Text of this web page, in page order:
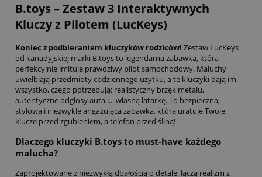
B.toys – Zestaw 3 Interaktywnych
Kluczy z Pilotem (LucKeys)
Koniec z podbieraniem kluczyków rodziców! Zestaw LucKeys
od kanadyjskiej marki B.toys to legendarna zabawka, która
perfekcyjnie imituje prawdziwy pilot samochodowy. Maluchy
uwielbiają przedmioty codziennego użytku, a te kluczyki dają im
wszystko, czego potrzebują: realistyczny brzęk metalu,
autentyczne odgłosy auta i...własną latarkę.To bezpieczna,
stylowa i niezwykle angażująca zabawka, która uratuje Twoje
klucze przed zgubieniem, a telefon przed śliną!
Dlaczego kluczyki B.toys to must-have każdego
malucha?
Zaprojektowane z niezwykłą dbałością o detale, łączą realizm z